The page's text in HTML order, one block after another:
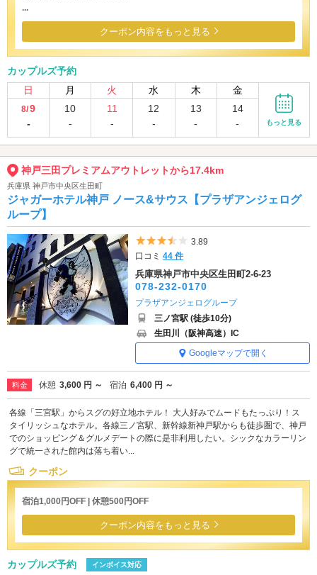
...
クーポン内容をもっと見る
カップルズ予約
日
月 火 水 木 金
8/9
-
10
-
11
-
12
-
13
-
14
-
もっと見る
神戸三田プレミアムアウトレットから17.4km
兵庫県 神戸市中央区生田町
ジャガーホテル神戸 ノース&サウス【プラザアンジェログ
ループ】
5つ星のうち3.5
3.89
口コミ44 件
兵庫県神戸市中央区生田町2-6-23
078-232-0170
プラザアンジェログループ
三ノ宮駅 (徒歩10分)
生田川（阪神高速）IC
Googleマップで開く
料金 休憩 3,600 円 ～ 宿泊 6,400 円 ～
各線「三宮駅」からスグの好立地ホテル！ 大人好みでムードもたっぷり！ス
タイリッシュなホテル。各線三ノ宮駅、新幹線新神戸駅からも徒歩圏で、神戸
でのショッピング＆グルメデートの際に是非利用したい。シックなカラーリン
グで統一された館内は落ち着い...
クーポン
宿泊1,000円OFF | 休憩500円OFF
クーポン内容をもっと見る
カップルズ予約 インボイス対応